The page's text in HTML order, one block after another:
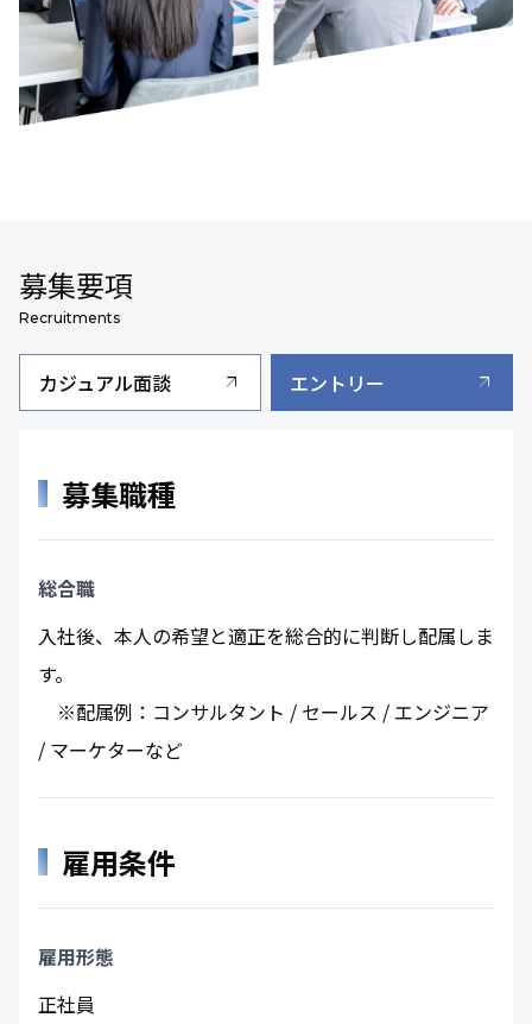
募集要項
Recruitments
カジュアル面談 arrow_outward エントリー arrow_outward
募集職種
総合職
入社後、本人の希望と適正を総合的に判断し配属しま
す。
※配属例：コンサルタント / セールス / エンジニア
/ マーケターなど
雇用条件
雇用形態
正社員